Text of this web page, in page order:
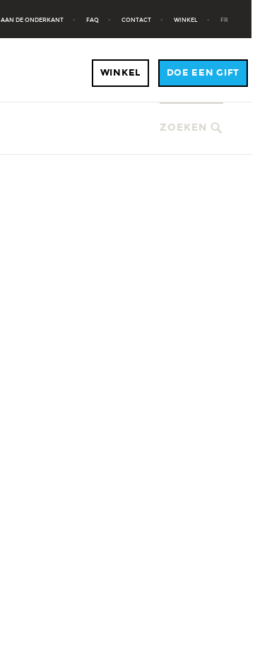
AAN DE ONDERKANT FAQ CONTACT WINKEL FR
ZOEKEN